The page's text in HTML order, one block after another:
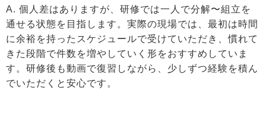
A. 個人差はありますが、研修では一人で分解〜組立を
通せる状態を目指します。実際の現場では、最初は時間
に余裕を持ったスケジュールで受けていただき、慣れて
きた段階で件数を増やしていく形をおすすめしていま
す。研修後も動画で復習しながら、少しずつ経験を積ん
でいただくと安心です。